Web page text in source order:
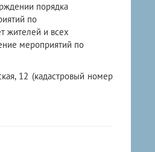
порядка
по
жителей и всех
мероприятий по
12 (кадастровый номер